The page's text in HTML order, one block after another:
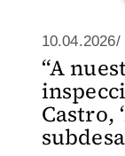
10.04.2026/
“A
Castro,